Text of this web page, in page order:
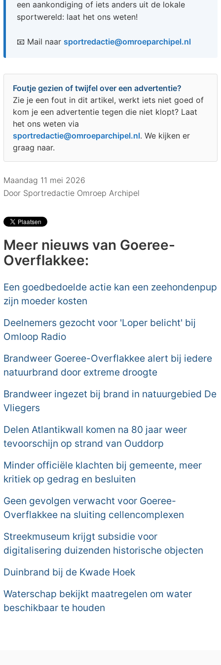
een aankondiging of iets anders uit de lokale
sportwereld: laat het ons weten!
📧 Mail naar sportredactie@omroeparchipel.nl
Foutje gezien of twijfel over een advertentie?
Zie je een fout in dit artikel, werkt iets niet goed of
kom je een advertentie tegen die niet klopt? Laat
het ons weten via
sportredactie@omroeparchipel.nl. We kijken er
graag naar.
Maandag 11 mei 2026
Door Sportredactie Omroep Archipel
Meer nieuws van Goeree-
Overflakkee:
Een goedbedoelde actie kan een zeehondenpup
zijn moeder kosten
Deelnemers gezocht voor 'Loper belicht' bij
Omloop Radio
Brandweer Goeree-Overflakkee alert bij iedere
natuurbrand door extreme droogte
Brandweer ingezet bij brand in natuurgebied De
Vliegers
Delen Atlantikwall komen na 80 jaar weer
tevoorschijn op strand van Ouddorp
Minder officiële klachten bij gemeente, meer
kritiek op gedrag en besluiten
Geen gevolgen verwacht voor Goeree-
Overflakkee na sluiting cellencomplexen
Streekmuseum krijgt subsidie voor
digitalisering duizenden historische objecten
Duinbrand bij de Kwade Hoek
Waterschap bekijkt maatregelen om water
beschikbaar te houden